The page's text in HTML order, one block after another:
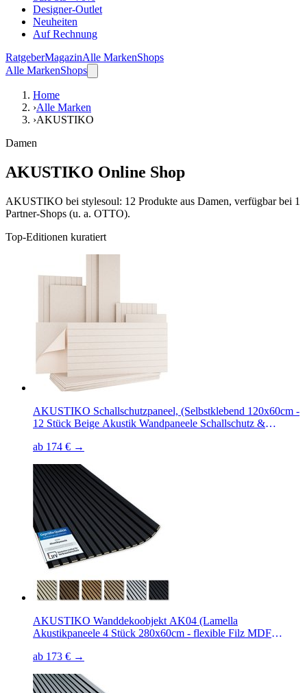
Designer-Outlet
Neuheiten
Auf Rechnung
RatgeberMagazinAlle MarkenShops
Alle MarkenShops
Home
›Alle Marken
›AKUSTIKO
Damen
AKUSTIKO Online Shop
AKUSTIKO bei stylesoul: 12 Produkte aus Damen, verfügbar bei 1
Partner-Shops (u. a. OTTO).
Top-Editionen kuratiert
AKUSTIKO Schallschutzpaneel, (Selbstklebend 120x60cm -
12 Stück Beige Akustik Wandpaneele Schallschutz &
Wandverkleidung Decken Akustik (8.64m)
ab 174 € →
AKUSTIKO Wanddekoobjekt AK04 (Lamella
Akustikpaneele 4 Stück 280x60cm - flexible Filz MDF
TV Rückwand - Akustik Wandverkleidung von HEXIM
ab 173 € →